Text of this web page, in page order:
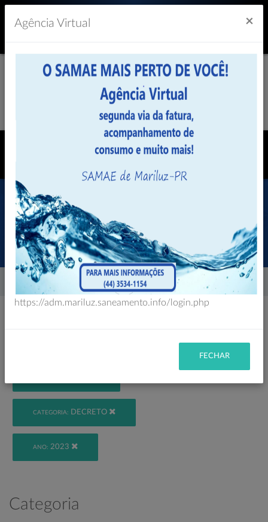
Legislação
Home
CATEGORIA: DECRETO
ANO: 2023
Categoria
Agência Virtual ×
https://adm.mariluz.saneamento.info/login.php
FECHAR